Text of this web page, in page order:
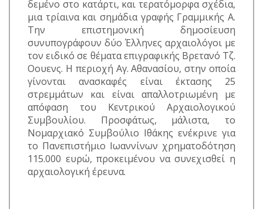
δεμένο στο κατάρτι, και τερατόμορφα σχέδια,
μια τρίαινα και σημάδια γραφής Γραμμικής Α.
Την επιστημονική δημοσίευση
συνυπογράφουν δύο Έλληνες αρχαιολόγοι με
τον ειδικό σε θέματα επιγραφικής Βρετανό Τζ.
Οουενς. Η περιοχή Αγ. Αθανασίου, στην οποία
γίνονται ανασκαφές είναι έκτασης 25
στρεμμάτων και είναι απαλλοτριωμένη με
απόφαση του Κεντρικού Αρχαιολογικού
Συμβουλίου. Προσφάτως, μάλιστα, το
Νομαρχιακό Συμβούλιο Ιθάκης ενέκρινε για
το Πανεπιστήμιο Ιωαννίνων χρηματοδότηση
115.000 ευρώ, προκειμένου να συνεχισθεί η
αρχαιολογική έρευνα.